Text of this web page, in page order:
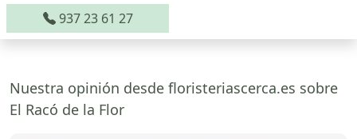
937 23 61 27
Nuestra opinión desde floristeriascerca.es sobre
El Racó de la Flor